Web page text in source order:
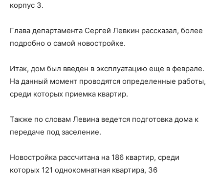
корпус 3.
Глава департамента Сергей Левкин рассказал, более
подробно о самой новостройке.
Итак, дом был введен в эксплуатацию еще в феврале.
На данный момент проводятся определенные работы,
среди которых приемка квартир.
Также по словам Левина ведется подготовка дома к
передаче под заселение.
Новостройка рассчитана на 186 квартир, среди
которых 121 однокомнатная квартира, 36